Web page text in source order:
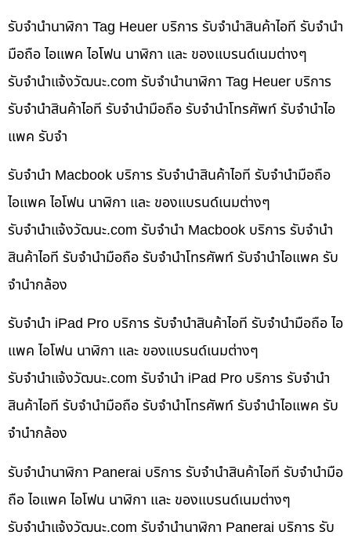
รับจำนำนาฬิกา Tag Heuer บริการ รับจำนำสินค้าไอที รับจำนำ
มือถือ ไอแพค ไอโฟน นาฬิกา และ ของแบรนด์เนมต่างๆ
รับจํานําแจ้งวัฒนะ.com รับจำนำนาฬิกา Tag Heuer บริการ
รับจำนำสินค้าไอที รับจำนำมือถือ รับจำนำโทรศัพท์ รับจำนำไอ
แพค รับจำ
รับจำนำ Macbook บริการ รับจำนำสินค้าไอที รับจำนำมือถือ
ไอแพค ไอโฟน นาฬิกา และ ของแบรนด์เนมต่างๆ
รับจํานําแจ้งวัฒนะ.com รับจำนำ Macbook บริการ รับจำนำ
สินค้าไอที รับจำนำมือถือ รับจำนำโทรศัพท์ รับจำนำไอแพค รับ
จำนำกล้อง
รับจำนำ iPad Pro บริการ รับจำนำสินค้าไอที รับจำนำมือถือ ไอ
แพค ไอโฟน นาฬิกา และ ของแบรนด์เนมต่างๆ
รับจํานําแจ้งวัฒนะ.com รับจำนำ iPad Pro บริการ รับจำนำ
สินค้าไอที รับจำนำมือถือ รับจำนำโทรศัพท์ รับจำนำไอแพค รับ
จำนำกล้อง
รับจำนำนาฬิกา Panerai บริการ รับจำนำสินค้าไอที รับจำนำมือ
ถือ ไอแพค ไอโฟน นาฬิกา และ ของแบรนด์เนมต่างๆ
รับจํานําแจ้งวัฒนะ.com รับจำนำนาฬิกา Panerai บริการ รับ